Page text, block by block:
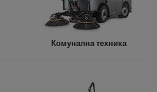
Комунална техника